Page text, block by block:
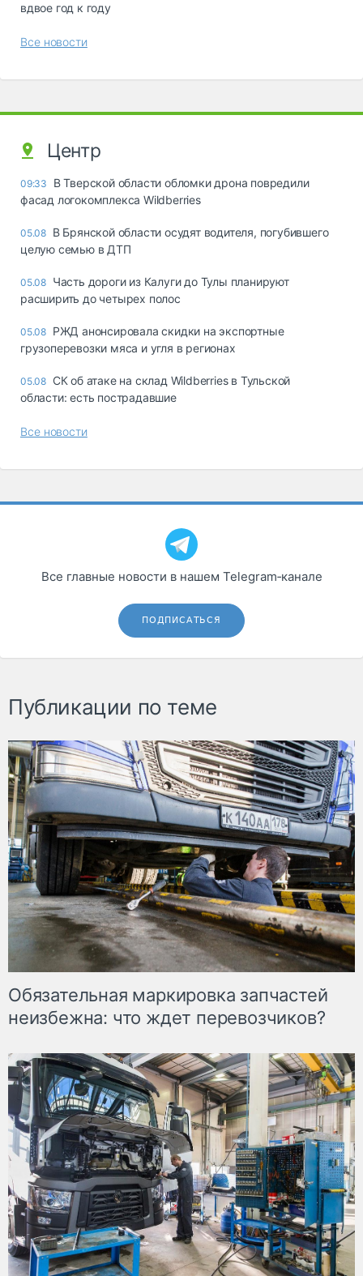
вдвое год к году
Все новости
Центр
09:33
В Тверской области обломки дрона повредили
фасад логокомплекса Wildberries
05.08 В Брянской области осудят водителя, погубившего
целую семью в ДТП
05.08 Часть дороги из Калуги до Тулы планируют
расширить до четырех полос
05.08 РЖД анонсировала скидки на экспортные
грузоперевозки мяса и угля в регионах
05.08 СК об атаке на склад Wildberries в Тульской
области: есть пострадавшие
Все новости
Все главные новости в нашем Telegram‑канале
ПОДПИСАТЬСЯ
Публикации по теме
Обязательная маркировка запчастей
неизбежна: что ждет перевозчиков?